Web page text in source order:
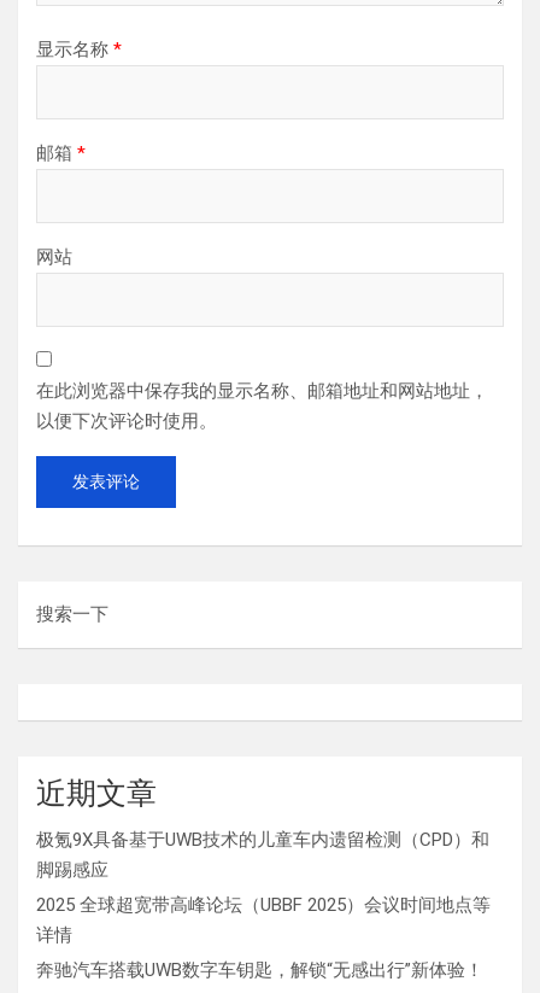
显示名称 *
邮箱 *
网站
在此浏览器中保存我的显示名称、邮箱地址和网站地址，
以便下次评论时使用。
搜索一下
近期文章
极氪9X具备基于UWB技术的儿童车内遗留检测（CPD）和
脚踢感应
2025 全球超宽带高峰论坛（UBBF 2025）会议时间地点等
详情
奔驰汽车搭载UWB数字车钥匙，解锁“无感出行”新体验！